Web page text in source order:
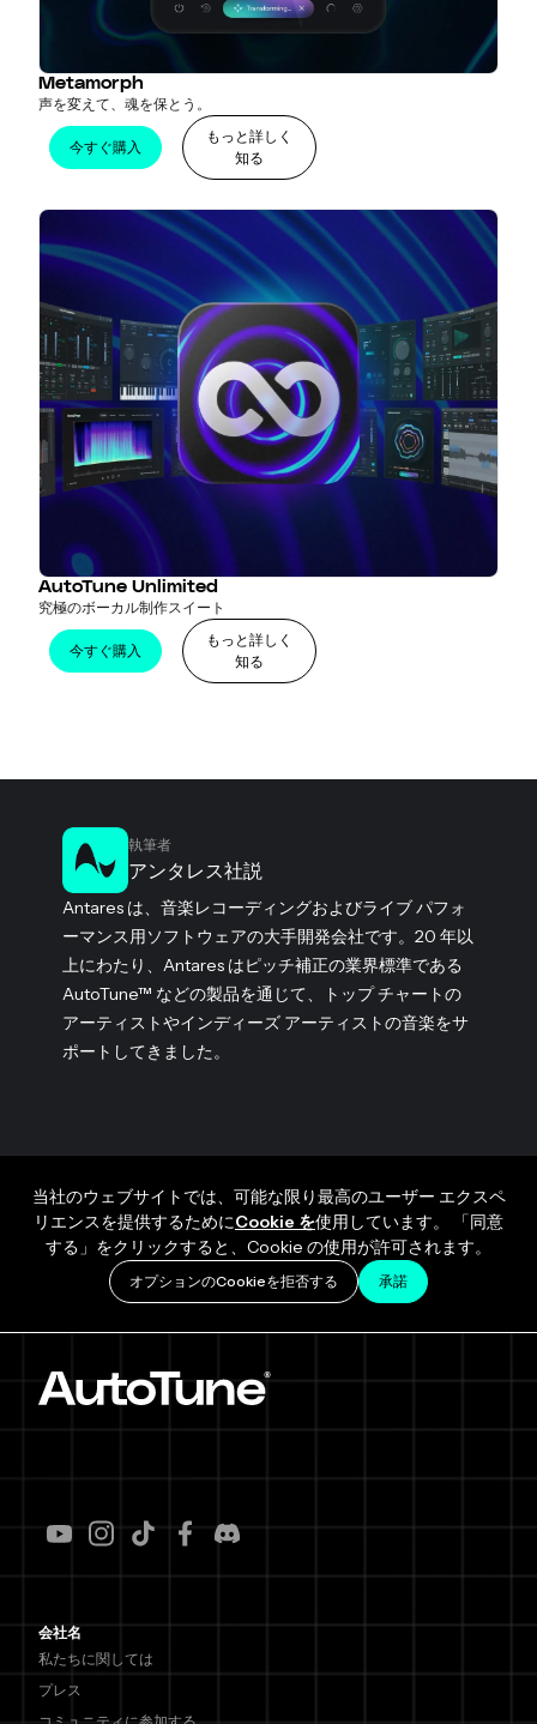
Metamorph
声を変えて、魂を保とう。
今すぐ購入
もっと詳しく
知る
AutoTune Unlimited
究極のボーカル制作スイート
今すぐ購入
もっと詳しく
知る
執筆者
アンタレス社説
Antares は、音楽レコーディングおよびライブ パフォ
ーマンス用ソフトウェアの大手開発会社です。20 年以
上にわたり、Antares はピッチ補正の業界標準である
AutoTune™ などの製品を通じて、トップ チャートの
アーティストやインディーズ アーティストの音楽をサ
ポートしてきました。
当社のウェブサイトでは、可能な限り最高のユーザー エクスペ
リエンスを提供するためにCookie を使用しています。 「同意
する」をクリックすると、Cookie の使用が許可されます。
オプションのCookieを拒否する 承諾
会社名
私たちに関しては
プレス